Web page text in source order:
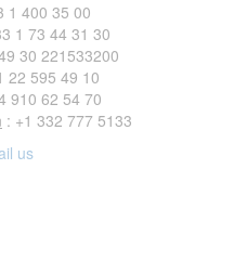
1 400 35 00
1 73 44 31 30
30 221533200
22 595 49 10
910 62 54 70
: +1 332 777 5133
us